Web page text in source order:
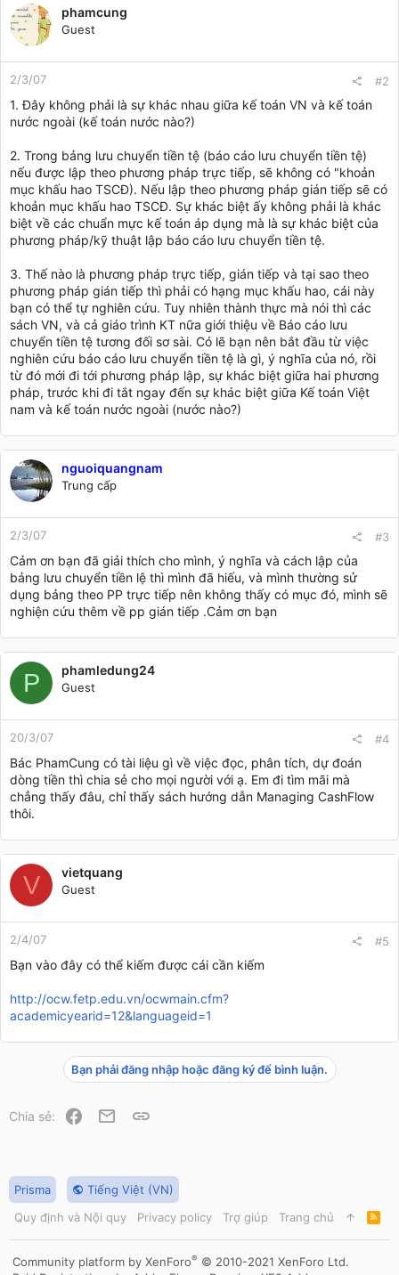
phamcung
Guest
2/3/07 #2
1. Đây không phải là sự khác nhau giữa kế toán VN và kế toán
nước ngoài (kế toán nước nào?)
2. Trong bảng lưu chuyển tiền tệ (báo cáo lưu chuyển tiền tệ)
nếu được lập theo phương pháp trực tiếp, sẽ không có "khoản
mục khấu hao TSCĐ). Nếu lập theo phương pháp gián tiếp sẽ có
khoản mục khấu hao TSCĐ. Sự khác biệt ấy không phải là khác
biệt về các chuẩn mực kế toán áp dụng mà là sự khác biệt của
phương pháp/kỹ thuật lập báo cáo lưu chuyển tiền tệ.
3. Thế nào là phương pháp trực tiếp, gián tiếp và tại sao theo
phương pháp gián tiếp thì phải có hạng mục khấu hao, cái này
bạn có thể tự nghiên cứu. Tuy nhiên thành thực mà nói thì các
sách VN, và cả giáo trình KT nữa giới thiệu về Báo cáo lưu
chuyển tiền tệ tương đối sơ sài. Có lẽ bạn nên bắt đầu từ việc
nghiên cứu báo cáo lưu chuyển tiền tệ là gì, ý nghĩa của nó, rồi
từ đó mới đi tới phương pháp lập, sự khác biệt giữa hai phương
pháp, trước khi đi tắt ngay đến sự khác biệt giữa Kế toán Việt
nam và kế toán nước ngoài (nước nào?)
nguoiquangnam
Trung cấp
2/3/07 #3
Cảm ơn bạn đã giải thích cho mình, ý nghĩa và cách lập của
bảng lưu chuyển tiền lệ thì mình đã hiếu, và mình thường sử
dụng bảng theo PP trực tiếp nên không thấy có mục đó, mình sẽ
nghiện cứu thêm về pp gián tiếp .Cảm ơn bạn
P phamledung24
Guest
20/3/07 #4
Bác PhamCung có tài liệu gì về việc đọc, phân tích, dự đoán
dòng tiền thì chia sẻ cho mọi người với ạ. Em đi tìm mãi mà
chẳng thấy đâu, chỉ thấy sách hướng dẫn Managing CashFlow
thôi.
V vietquang
Guest
2/4/07 #5
Bạn vào đây có thể kiếm được cái cần kiếm
http://ocw.fetp.edu.vn/ocwmain.cfm?
academicyearid=12&languageid=1
Bạn phải đăng nhập hoặc đăng ký để bình luận.
Chia sẻ: Facebook
Email
Prisma
Tiếng Việt (VN)
Quy định và Nội quy
Privacy policy Trợ giúp Trang chủ
R
S
S
Community platform by XenForo® © 2010-2021 XenForo Ltd.